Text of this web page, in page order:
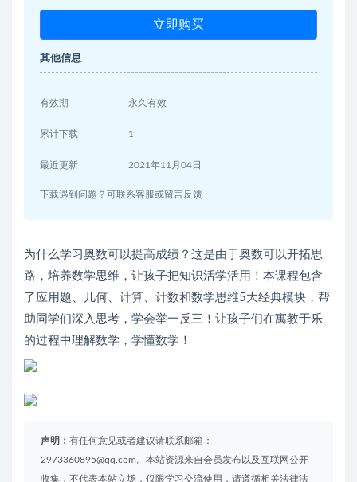
立即购买
其他信息
有效期 永久有效
累计下载 1
最近更新 2021年11月04日
下载遇到问题？可联系客服或留言反馈
为什么学习奥数可以提高成绩？这是由于奥数可以开拓思
路，培养数学思维，让孩子把知识活学活用！本课程包含
了应用题、几何、计算、计数和数学思维5大经典模块，帮
助同学们深入思考，学会举一反三！让孩子们在寓教于乐
的过程中理解数学，学懂数学！
声明： 有任何意见或者建议请联系邮箱：
2973360895@qq.com。本站资源来自会员发布以及互联网公开
收集，不代表本站立场，仅限学习交流使用，请遵循相关法律法